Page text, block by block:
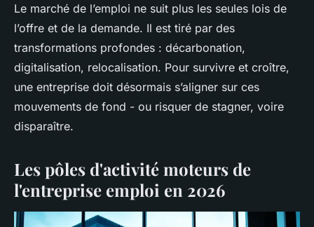
Le marché de l’emploi ne suit plus les seules lois de
l’offre et de la demande. Il est tiré par des
transformations profondes : décarbonation,
digitalisation, relocalisation. Pour survivre et croître,
une entreprise doit désormais s’aligner sur ces
mouvements de fond - ou risquer de stagner, voire
disparaître.
Les pôles d'activité moteurs de
l'entreprise emploi en 2026